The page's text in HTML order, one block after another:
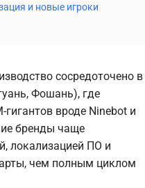
и новые игроки
сосредоточено в
Фошань), где
вроде Ninebot и
бренды чаще
локализацией ПО и
чем полным циклом